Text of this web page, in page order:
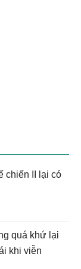
chiến II lại có
quá khứ lại
khi viễn